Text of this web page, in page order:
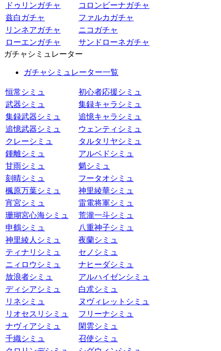
ドゥリンガチャ
コロンビーナガチャ
兹白ガチャ
ファルカガチャ
リンネアガチャ
ニコガチャ
ローエンガチャ
サンドローネガチャ
ガチャシミュレーター
ガチャシミュレーター一覧
恒常シミュ
初心者応援シミュ
武器シミュ
集録キャラシミュ
集録武器シミュ
追憶キャラシミュ
追憶武器シミュ
ウェンティシミュ
クレーシミュ
タルタリヤシミュ
鍾離シミュ
アルベドシミュ
甘雨シミュ
魈シミュ
刻晴シミュ
フータオシミュ
楓原万葉シミュ
神里綾華シミュ
宵宮シミュ
雷電将軍シミュ
珊瑚宮心海シミュ
荒瀧一斗シミュ
申鶴シミュ
八重神子シミュ
神里綾人シミュ
夜蘭シミュ
ティナリシミュ
セノシミュ
ニィロウシミュ
ナヒーダシミュ
放浪者シミュ
アルハイゼンシミュ
ディシアシミュ
白朮シミュ
リネシミュ
ヌヴィレットシミュ
リオセスリシミュ
フリーナシミュ
ナヴィアシミュ
閑雲シミュ
千織シミュ
召使シミュ